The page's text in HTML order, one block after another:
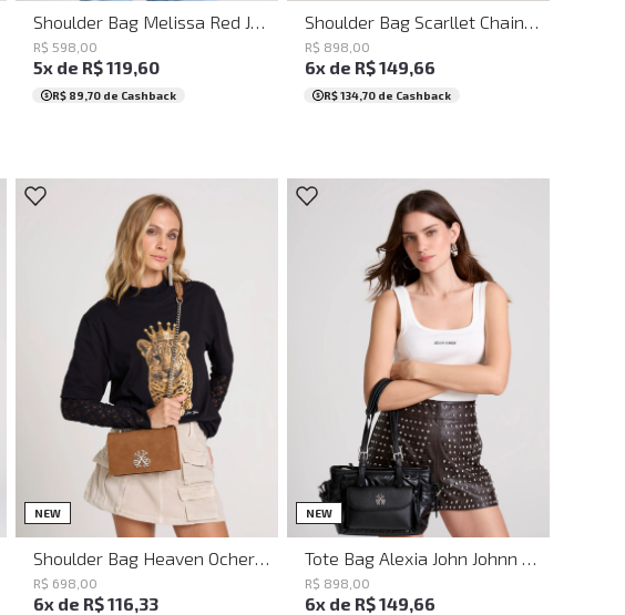
R$ 598 00
5x de R$119,60
R$ 89,70 de Cashback
R$ 898 00
6x de R$149,66
R$ 134,70 de Cashback
NEW UN
R$ 698 00
6x de R$116,33
NEW UN
R$ 898 00
6x de R$149,66